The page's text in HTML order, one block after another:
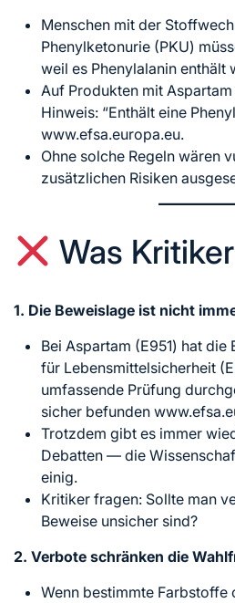
Menschen mit der
Phenylketonurie (PKU)
weil es Phenylalanin enthält
Auf Produkten mit
Hinweis: “Enthält eine
www.efsa.europa.eu.
Ohne solche Regeln wären
zusätzlichen Risiken
Was
1. Die Beweislage ist nicht
Bei Aspartam (E951) hat
für Lebensmittelsicherheit
umfassende Prüfung
sicher befunden
Trotzdem gibt es immer
Debatten — die
einig.
Kritiker fragen: Sollte man
Beweise unsicher sind?
2. Verbote schränken die
Wenn bestimmte Farbstoffe